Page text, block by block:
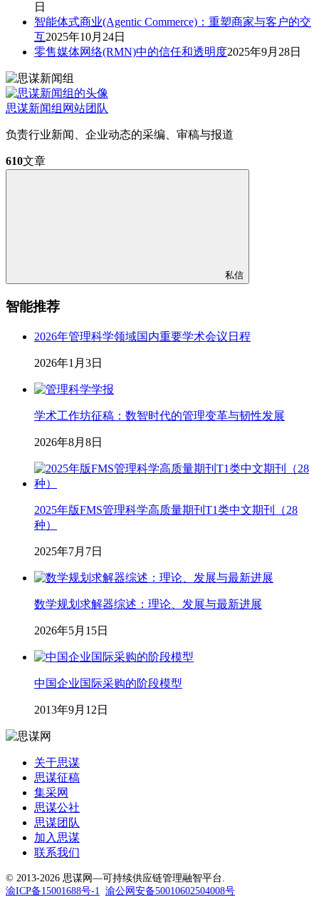
日
智能体式商业(Agentic Commerce)：重塑商家与客户的交
互2025年10月24日
零售媒体网络(RMN)中的信任和透明度2025年9月28日
思谋新闻组 网站团队
负责行业新闻、企业动态的采编、审稿与报道
610文章
私信
智能推荐
2026年管理科学领域国内重要学术会议日程
2026年1月3日
学术工作坊征稿：数智时代的管理变革与韧性发展
2026年8月8日
2025年版FMS管理科学高质量期刊T1类中文期刊（28
种）
2025年7月7日
数学规划求解器综述：理论、发展与最新进展
2026年5月15日
中国企业国际采购的阶段模型
2013年9月12日
关于思谋
思谋征稿
集采网
思谋公社
思谋团队
加入思谋
联系我们
© 2013-2026 思谋网—可持续供应链管理融智平台.
渝ICP备15001688号-1
渝公网安备50010602504008号